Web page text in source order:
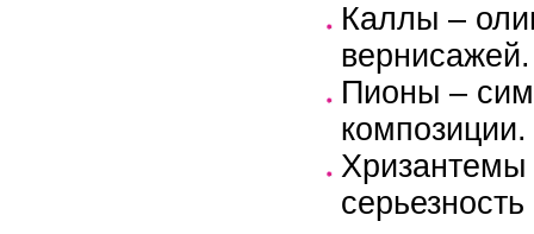
Каллы –
вернисажей.
Пионы –
композиции.
Хризантемы